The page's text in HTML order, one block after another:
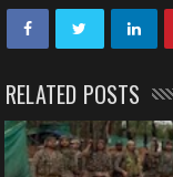
RELATED POSTS